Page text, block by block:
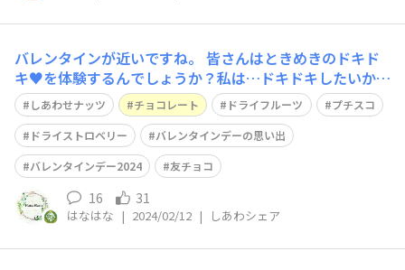
バレンタインが近いですね。 皆さんはときめきのドキド
キ♥️を体験するんでしょうか？私は…ドキドキしたいから
『友チョコ』とやらを作っておやつタイムしたいと思いま
す🤣 周りの若い女子に簡単なのしか作れないと言ったら
教えてくれました😆 🌿簡単✨パレット焼きチョコ🌿 ↑命
名いまどき女子👱‍♀️ とても簡単
しあわせナッツ チョコレート ドライフルーツ
プチスコ
ドライストロベリー
バレンタインデーの思い出
バレンタインデー2024
友チョコ
16 31
はなはな | 2024/02/12 | しあわシェア